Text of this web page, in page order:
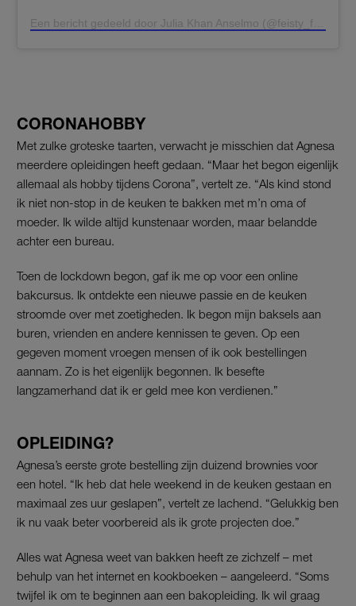
Een bericht gedeeld door Julia Khan Anselmo (@feisty_feast)
CORONAHOBBY
Met zulke groteske taarten, verwacht je misschien dat Agnesa
meerdere opleidingen heeft gedaan. “Maar het begon eigenlijk
allemaal als hobby tijdens Corona”, vertelt ze. “Als kind stond
ik niet non-stop in de keuken te bakken met m’n oma of
moeder. Ik wilde altijd kunstenaar worden, maar belandde
achter een bureau.
Toen de lockdown begon, gaf ik me op voor een online
bakcursus. Ik ontdekte een nieuwe passie en de keuken
stroomde over met zoetigheden. Ik begon mijn baksels aan
buren, vrienden en andere kennissen te geven. Op een
gegeven moment vroegen mensen of ik ook bestellingen
aannam. Zo is het eigenlijk begonnen. Ik besefte
langzamerhand dat ik er geld mee kon verdienen.”
OPLEIDING?
Agnesa’s eerste grote bestelling zijn duizend brownies voor
een hotel. “Ik heb dat hele weekend in de keuken gestaan en
maximaal zes uur geslapen”, vertelt ze lachend. “Gelukkig ben
ik nu vaak beter voorbereid als ik grote projecten doe.”
Alles wat Agnesa weet van bakken heeft ze zichzelf – met
behulp van het internet en kookboeken – aangeleerd. “Soms
twijfel ik om te beginnen aan een bakopleiding. Ik wil graag